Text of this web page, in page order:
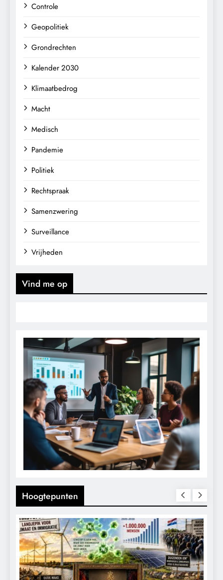
Controle
Geopolitiek
Grondrechten
Kalender 2030
Klimaatbedrog
Macht
Medisch
Pandemie
Politiek
Rechtspraak
Samenzwering
Surveillance
Vrijheden
Vind me op
Hoogtepunten